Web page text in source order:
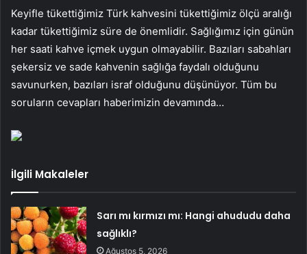
Keyifle tükettiğimiz Türk kahvesini tükettiğimiz ölçü aralığı
kadar tükettiğimiz süre de önemlidir. Sağlığımız için günün
her saati kahve içmek uygun olmayabilir. Bazıları sabahları
şekersiz ve sade kahvenin sağlığa faydalı olduğunu
savunurken, bazıları israf olduğunu düşünüyor. Tüm bu
soruların cevapları haberimizin devamında…
İlgili Makaleler
Sarı mı kırmızı mı: Hangi ahududu daha
sağlıklı?
Ağustos 5, 2026